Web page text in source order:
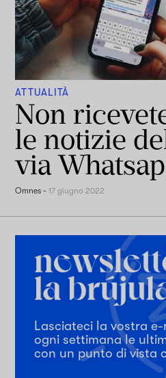
ATTUALITÀ
Non
le notizie
via
Omnes -17 giugno 2022
Lasciateci la vostra
ogni settimana le
con un punto di vista